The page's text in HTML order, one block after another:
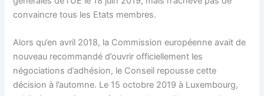
convaincre tous les Etats membres.
Alors qu’en avril 2018, la Commission européenne avait de
nouveau recommandé d’ouvrir officiellement les
négociations d’adhésion, le Conseil repousse cette
décision à l’automne. Le 15 octobre 2019 à Luxembourg,